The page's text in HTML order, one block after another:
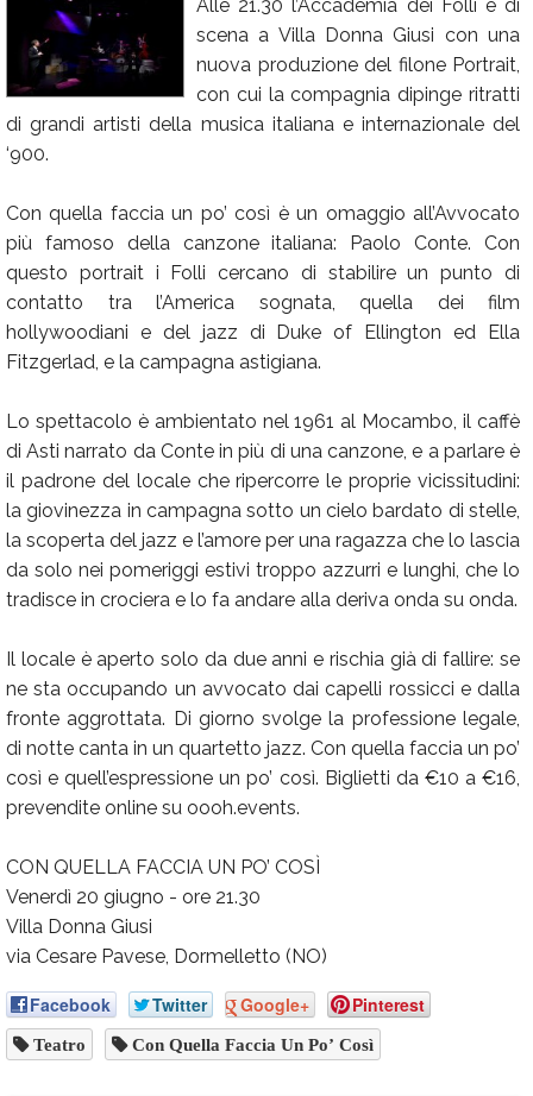
Calendario
Annunci
Alle 21.30 l’Accademia dei Folli è di
scena a Villa Donna Giusi con una
nuova produzione del filone Portrait,
con cui la compagnia dipinge ritratti
di grandi artisti della musica italiana e internazionale del
‘900.
Con quella faccia un po’ così è un omaggio all’Avvocato
più famoso della canzone italiana: Paolo Conte. Con
questo portrait i Folli cercano di stabilire un punto di
contatto tra l’America sognata, quella dei film
hollywoodiani e del jazz di Duke of Ellington ed Ella
Fitzgerlad, e la campagna astigiana.
Lo spettacolo è ambientato nel 1961 al Mocambo, il caffè
di Asti narrato da Conte in più di una canzone, e a parlare è
il padrone del locale che ripercorre le proprie vicissitudini:
la giovinezza in campagna sotto un cielo bardato di stelle,
la scoperta del jazz e l’amore per una ragazza che lo lascia
da solo nei pomeriggi estivi troppo azzurri e lunghi, che lo
tradisce in crociera e lo fa andare alla deriva onda su onda.
Il locale è aperto solo da due anni e rischia già di fallire: se
ne sta occupando un avvocato dai capelli rossicci e dalla
fronte aggrottata. Di giorno svolge la professione legale,
di notte canta in un quartetto jazz. Con quella faccia un po’
così e quell’espressione un po’ così. Biglietti da €10 a €16,
prevendite online su oooh.events.
CON QUELLA FACCIA UN PO’ COSÌ
Venerdì 20 giugno - ore 21.30
Villa Donna Giusi
via Cesare Pavese, Dormelletto (NO)
Facebook Twitter Google+ Pinterest
Teatro Con Quella Faccia Un Po’ Così